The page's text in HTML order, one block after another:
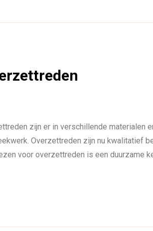
zijn er in verschillende materialen
Overzettreden zijn nu kwalitatief
voor overzettreden is een duurzame